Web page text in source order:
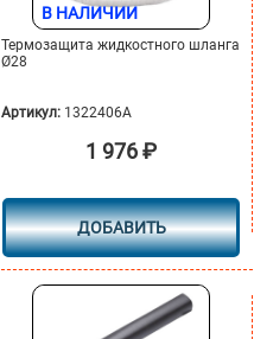
В НАЛИЧИИ
Термозащита жидкостного шланга
Ø28
Артикул: 1322406A
1 976₽
ДОБАВИТЬ